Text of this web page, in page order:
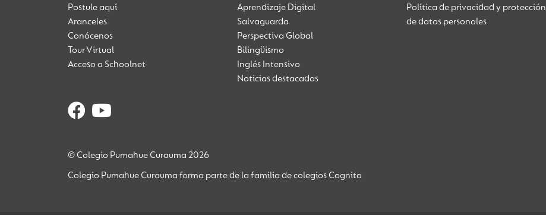
Postule aquí
Aranceles
Conócenos
Tour Virtual
Acceso a Schoolnet
Aprendizaje Digital
Salvaguarda
Perspectiva Global
Bilingüismo
Inglés Intensivo
Noticias destacadas
Política de privacidad y protección
de datos personales
© Colegio Pumahue Curauma 2026
Colegio Pumahue Curauma forma parte de la familia de colegios Cognita